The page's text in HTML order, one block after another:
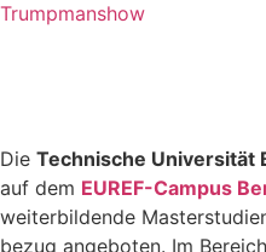
Trumpmanshow
Die Technische Universität
auf dem EUREF-Campus
weiterbildende
bezug angeboten. Im